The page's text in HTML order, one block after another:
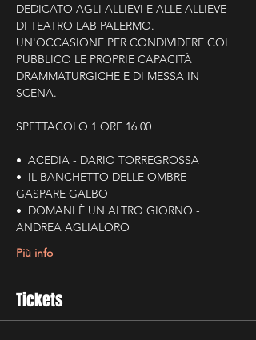
DEDICATO AGLI ALLIEVI E ALLE ALLIEVE
DI TEATRO LAB PALERMO.
UN'OCCASIONE PER CONDIVIDERE COL
PUBBLICO LE PROPRIE CAPACITÀ
DRAMMATURGICHE E DI MESSA IN
SCENA.
SPETTACOLO 1 ORE 16.00
•⁠  ⁠ACEDIA - DARIO TORREGROSSA
•⁠  ⁠IL BANCHETTO DELLE OMBRE -
GASPARE GALBO
•⁠  ⁠DOMANI È UN ALTRO GIORNO -
ANDREA AGLIALORO
Più info
Tickets